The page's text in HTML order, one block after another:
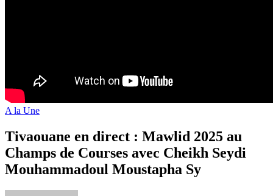
A la Une
Tivaouane en direct : Mawlid 2025 au
Champs de Courses avec Cheikh Seydi
Mouhammadoul Moustapha Sy